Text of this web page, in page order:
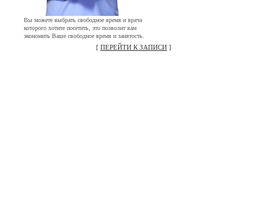
Вы можете выбрать свободное время и врача
которого хотите посетить, это позволит вам
экономить Ваше свободное время и занятость.
[ ПЕРЕЙТИ К ЗАПИСИ ]